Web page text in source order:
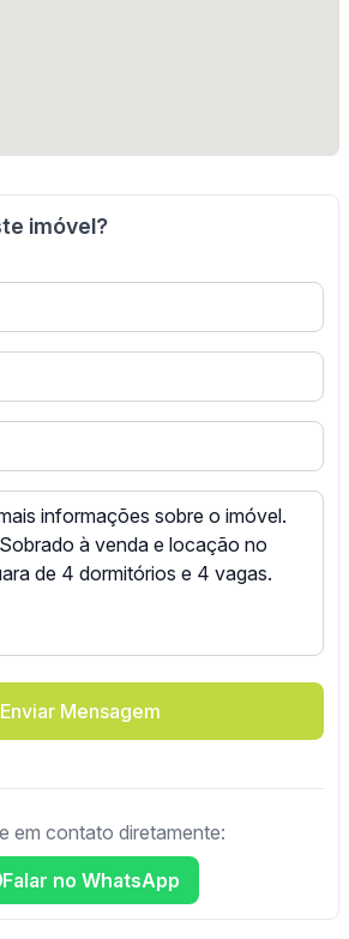
imóvel?
Enviar Mensagem
em contato diretamente:
Falar no WhatsApp